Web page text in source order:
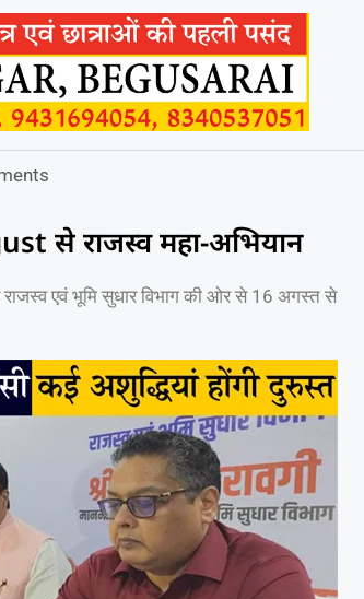
से राजस्व महा-अभियान
एवं भूमि सुधार विभाग की ओर से 16 अगस्त से